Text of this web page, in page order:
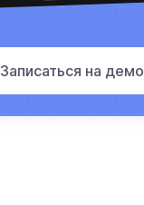
Записаться на демо